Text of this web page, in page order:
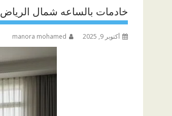
خادمات بالساعه شمال الرياض 0574587326
أكتوبر 9, 2025 manora mohamed